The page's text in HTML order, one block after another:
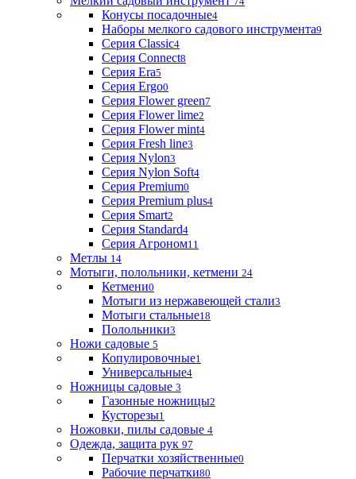
Конусы посадочные4
Наборы мелкого садового инструмента9
Серия Classic4
Серия Connect8
Серия Era5
Серия Ergo0
Серия Flower green7
Серия Flower lime2
Серия Flower mint4
Серия Fresh line3
Серия Nylon3
Серия Nylon Soft4
Серия Premium0
Серия Premium plus4
Серия Smart2
Серия Standard4
Серия Агроном11
Метлы 14
Мотыги, полольники, кетмени 24
Кетмени0
Мотыги из нержавеющей стали3
Мотыги стальные18
Полольники3
Ножи садовые 5
Копулировочные1
Универсальные4
Ножницы садовые 3
Газонные ножницы2
Кусторезы1
Ножовки, пилы садовые 4
Одежда, защита рук 97
Перчатки хозяйственные0
Рабочие перчатки80